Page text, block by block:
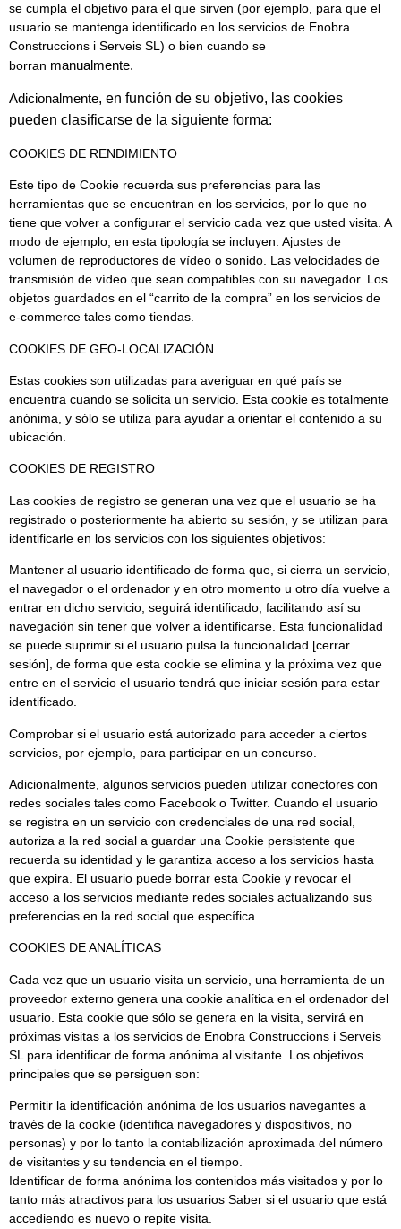
se cumpla el objetivo para el que sirven (por ejemplo, para que el
usuario se mantenga identificado en los servicios de Enobra
Construccions i Serveis SL) o bien cuando se
borran manualmente.
Adicionalmente, en función de su objetivo, las cookies
pueden clasificarse de la siguiente forma:
COOKIES DE RENDIMIENTO
Este tipo de Cookie recuerda sus preferencias para las
herramientas que se encuentran en los servicios, por lo que no
tiene que volver a configurar el servicio cada vez que usted visita. A
modo de ejemplo, en esta tipología se incluyen: Ajustes de
volumen de reproductores de vídeo o sonido. Las velocidades de
transmisión de vídeo que sean compatibles con su navegador. Los
objetos guardados en el “carrito de la compra” en los servicios de
e-commerce tales como tiendas.
COOKIES DE GEO-LOCALIZACIÓN
Estas cookies son utilizadas para averiguar en qué país se
encuentra cuando se solicita un servicio. Esta cookie es totalmente
anónima, y sólo se utiliza para ayudar a orientar el contenido a su
ubicación.
COOKIES DE REGISTRO
Las cookies de registro se generan una vez que el usuario se ha
registrado o posteriormente ha abierto su sesión, y se utilizan para
identificarle en los servicios con los siguientes objetivos:
Mantener al usuario identificado de forma que, si cierra un servicio,
el navegador o el ordenador y en otro momento u otro día vuelve a
entrar en dicho servicio, seguirá identificado, facilitando así su
navegación sin tener que volver a identificarse. Esta funcionalidad
se puede suprimir si el usuario pulsa la funcionalidad [cerrar
sesión], de forma que esta cookie se elimina y la próxima vez que
entre en el servicio el usuario tendrá que iniciar sesión para estar
identificado.
Comprobar si el usuario está autorizado para acceder a ciertos
servicios, por ejemplo, para participar en un concurso.
Adicionalmente, algunos servicios pueden utilizar conectores con
redes sociales tales como Facebook o Twitter. Cuando el usuario
se registra en un servicio con credenciales de una red social,
autoriza a la red social a guardar una Cookie persistente que
recuerda su identidad y le garantiza acceso a los servicios hasta
que expira. El usuario puede borrar esta Cookie y revocar el
acceso a los servicios mediante redes sociales actualizando sus
preferencias en la red social que específica.
COOKIES DE ANALÍTICAS
Cada vez que un usuario visita un servicio, una herramienta de un
proveedor externo genera una cookie analítica en el ordenador del
usuario. Esta cookie que sólo se genera en la visita, servirá en
próximas visitas a los servicios de Enobra Construccions i Serveis
SL para identificar de forma anónima al visitante. Los objetivos
principales que se persiguen son:
Permitir la identificación anónima de los usuarios navegantes a
través de la cookie (identifica navegadores y dispositivos, no
personas) y por lo tanto la contabilización aproximada del número
de visitantes y su tendencia en el tiempo.
Identificar de forma anónima los contenidos más visitados y por lo
tanto más atractivos para los usuarios Saber si el usuario que está
accediendo es nuevo o repite visita.